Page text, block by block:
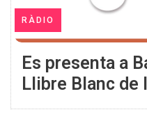
RÀDIO
Es presenta a
Llibre Blanc de